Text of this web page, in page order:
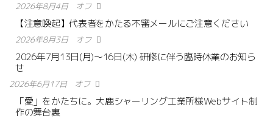
2026年8月4日 オフ
【注意喚起】代表者をかたる不審メールにご注意ください
2026年8月3日 オフ
2026年7月13日(月)〜16日(木) 研修に伴う臨時休業のお知ら
せ
2026年6月17日 オフ
「愛」をかたちに。大鹿シャーリング工業所様Webサイト制
作の舞台裏